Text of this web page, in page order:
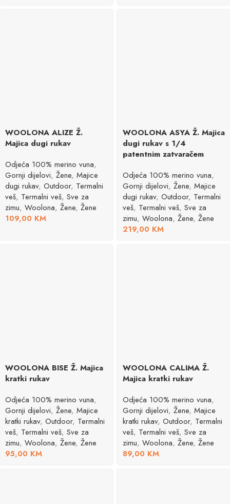
WOOLONA ALIZE Ž.
Majica dugi rukav
Odjeća 100% merino vuna,
Gornji dijelovi, Žene, Majice
dugi rukav, Outdoor, Termalni
veš, Termalni veš, Sve za
zimu, Woolona, Žene, Žene
109,00 KM
WOOLONA ASYA Ž. Majica
dugi rukav s 1/4
patentnim zatvaračem
Odjeća 100% merino vuna,
Gornji dijelovi, Žene, Majice
dugi rukav, Outdoor, Termalni
veš, Termalni veš, Sve za
zimu, Woolona, Žene, Žene
219,00 KM
WOOLONA BISE Ž. Majica
kratki rukav
Odjeća 100% merino vuna,
Gornji dijelovi, Žene, Majice
kratki rukav, Outdoor, Termalni
veš, Termalni veš, Sve za
zimu, Woolona, Žene, Žene
95,00 KM
WOOLONA CALIMA Ž.
Majica kratki rukav
Odjeća 100% merino vuna,
Gornji dijelovi, Žene, Majice
kratki rukav, Outdoor, Termalni
veš, Termalni veš, Sve za
zimu, Woolona, Žene, Žene
89,00 KM